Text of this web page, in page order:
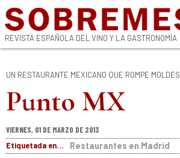
REVISTA ESPAÑOLA DEL VINO Y LA GASTRONOMÍA
UN RESTAURANTE MEXICANO QUE ROMPE MOLDES
Punto MX
VIERNES, 01 DE MARZO DE 2013
Etiquetada en...
Restaurantes en Madrid